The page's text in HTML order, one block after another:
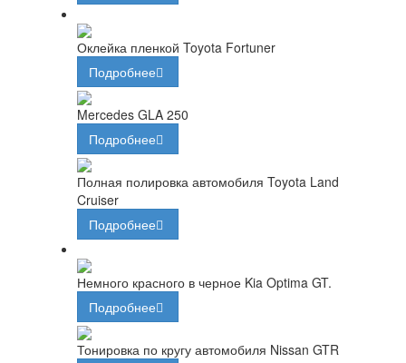
Оклейка пленкой Toyota Fortuner
Подробнее
Mercedes GLA 250
Подробнее
Полная полировка автомобиля Toyota Land
Cruiser
Подробнее
Немного красного в черное Kia Optima GT.
Подробнее
Тонировка по кругу автомобиля Nissan GTR